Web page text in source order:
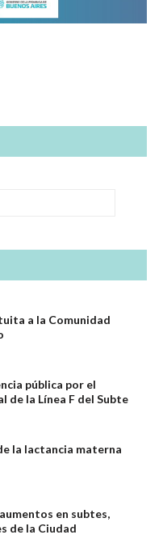
a la Comunidad
pública por el
de la Línea F del Subte
la lactancia materna
en subtes,
de la Ciudad